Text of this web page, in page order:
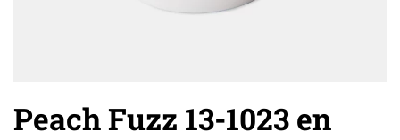
Peach Fuzz 13-1023 en